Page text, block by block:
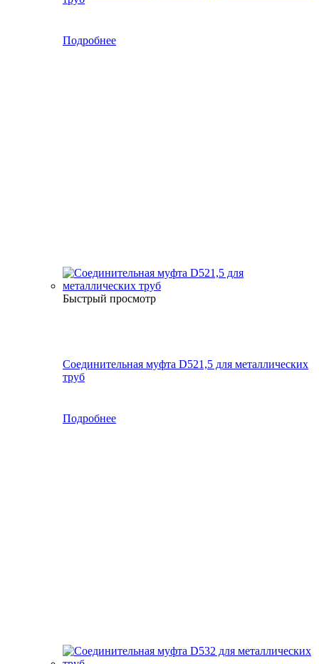
Подробнее
Быстрый просмотр
Соединительная муфта D521,5 для металлических
труб
Подробнее